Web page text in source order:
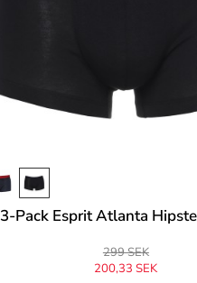
3-Pack Esprit Atlanta
299 SEK
200,33 SEK